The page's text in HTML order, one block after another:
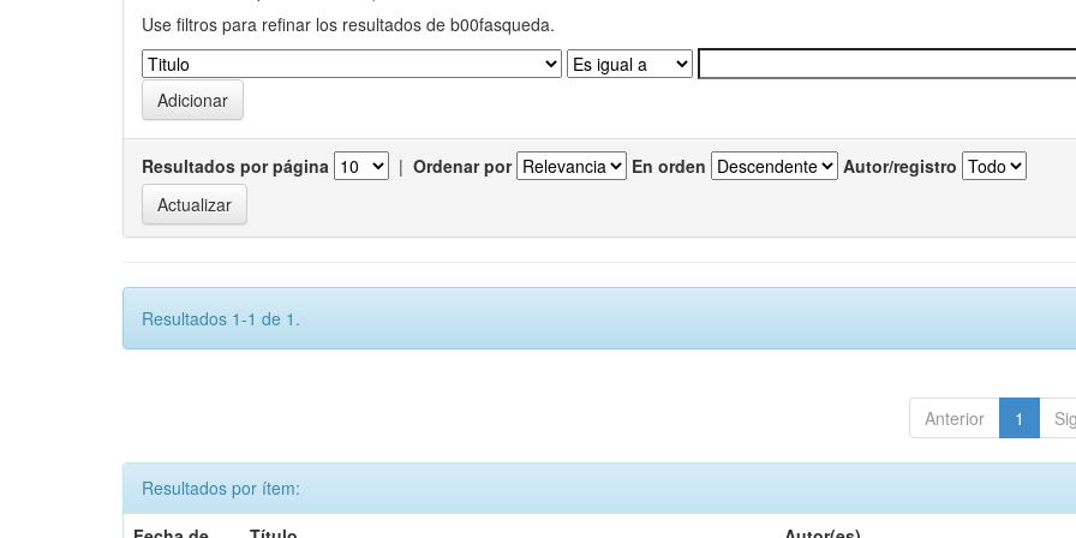
Use filtros para refinar los resultados de b00fasqueda.
Resultados por página | Ordenar por En orden Autor/registro
Resultados 1-1 de 1.
Anterior 1
Resultados por ítem: